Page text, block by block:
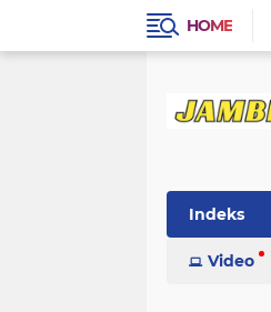
HOME
Indeks
Video